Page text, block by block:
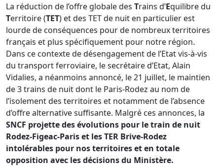
La réduction de l’offre globale des Trains d’Equilibre du
Territoire (TET) et des TET de nuit en particulier est
lourde de conséquences pour de nombreux territoires
français et plus spécifiquement pour notre région.
Dans ce contexte de désengagement de l’Etat vis-à-vis
du transport ferroviaire, le secrétaire d’Etat, Alain
Vidalies, a néanmoins annoncé, le 21 juillet, le maintien
de 3 trains de nuit dont le Paris-Rodez au nom de
l’isolement des territoires et notamment de l’absence
d’offre alternative suffisante. Malgré ces annonces, la
SNCF projette des évolutions pour le train de nuit
Rodez-Figeac-Paris et les TER Brive-Rodez
intolérables pour nos territoires et en totale
opposition avec les décisions du Ministère.